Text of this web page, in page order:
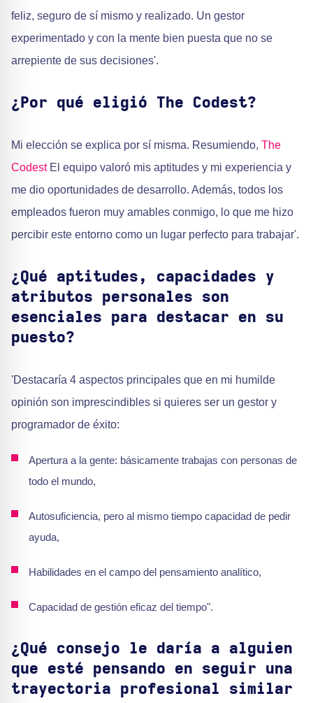
feliz, seguro de sí mismo y realizado. Un gestor
experimentado y con la mente bien puesta que no se
arrepiente de sus decisiones'.
¿Por qué eligió The Codest?
Mi elección se explica por sí misma. Resumiendo, The
CodestEl equipo valoró mis aptitudes y mi experiencia y
me dio oportunidades de desarrollo. Además, todos los
empleados fueron muy amables conmigo, lo que me hizo
percibir este entorno como un lugar perfecto para trabajar'.
¿Qué aptitudes, capacidades y
atributos personales son
esenciales para destacar en su
puesto?
'Destacaría 4 aspectos principales que en mi humilde
opinión son imprescindibles si quieres ser un gestor y
programador de éxito:
Apertura a la gente: básicamente trabajas con personas de
todo el mundo,
Autosuficiencia, pero al mismo tiempo capacidad de pedir
ayuda,
Habilidades en el campo del pensamiento analítico,
Capacidad de gestión eficaz del tiempo".
¿Qué consejo le daría a alguien
que esté pensando en seguir una
trayectoria profesional similar